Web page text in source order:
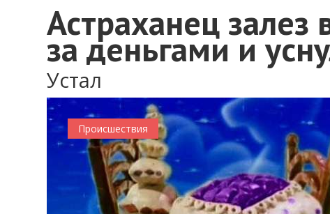
Астраханец
за деньгами и
Устал
Происшествия